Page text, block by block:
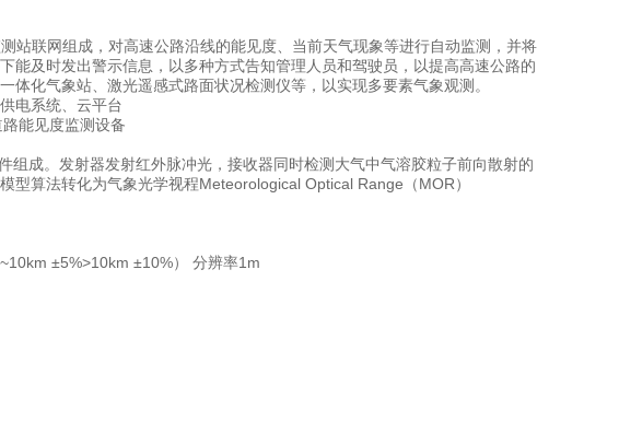
联网组成，对高速公路沿线的能见度、当前天气现象等进行自动监测，并将
能及时发出警示信息，以多种方式告知管理人员和驾驶员，以提高高速公路的
化气象站、激光遥感式路面状况检测仪等，以实现多要素气象观测。
电系统、云平台
成。发射器发射红外脉冲光，接收器同时检测大气中气溶胶粒子前向散射的
型算法转化为气象光学视程Meteorological Optical Range（MOR）
±5%>10km ±10%） 分辨率1m